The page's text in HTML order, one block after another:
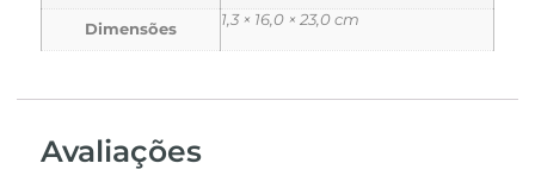
Dimensões
1,3 × 16,0 × 23,0 cm
Avaliações